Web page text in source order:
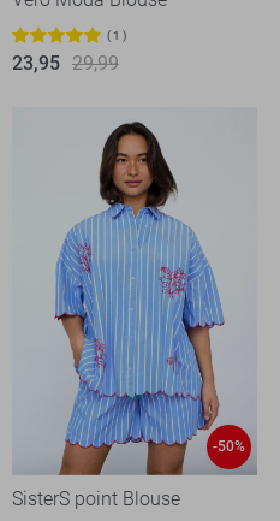
1
23,95 29,99
-50%
SisterS point Blouse